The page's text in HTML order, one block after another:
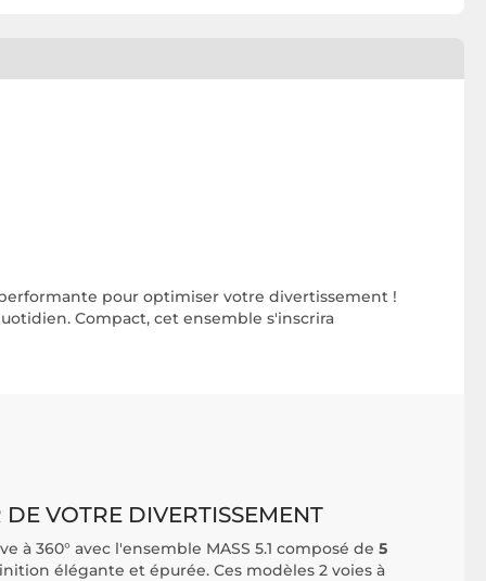
pour optimiser votre divertissement !
Compact, cet ensemble s'inscrira
VOTRE DIVERTISSEMENT
à 360° avec l'ensemble MASS 5.1 composé de 5
élégante et épurée. Ces modèles 2 voies à